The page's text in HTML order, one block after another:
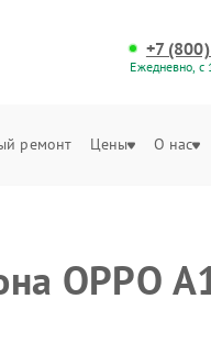
+7
Ежедневно,
ремонт Цены О нас
OPPO